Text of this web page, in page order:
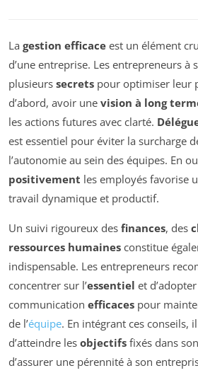
La gestion efficace est un élément
d’une entreprise. Les entrepreneurs à
plusieurs secrets pour optimiser leur
d’abord, avoir une vision à long
les actions futures avec clarté.
est essentiel pour éviter la surcharge
l’autonomie au sein des équipes. En
positivement les employés favorise
travail dynamique et productif.
Un suivi rigoureux des finances, des
ressources humaines constitue
indispensable. Les entrepreneurs
concentrer sur l’essentiel et
communication efficaces pour
de l’équipe. En intégrant ces conseils,
d’atteindre les objectifs fixés dans son
d’assurer une pérennité à son